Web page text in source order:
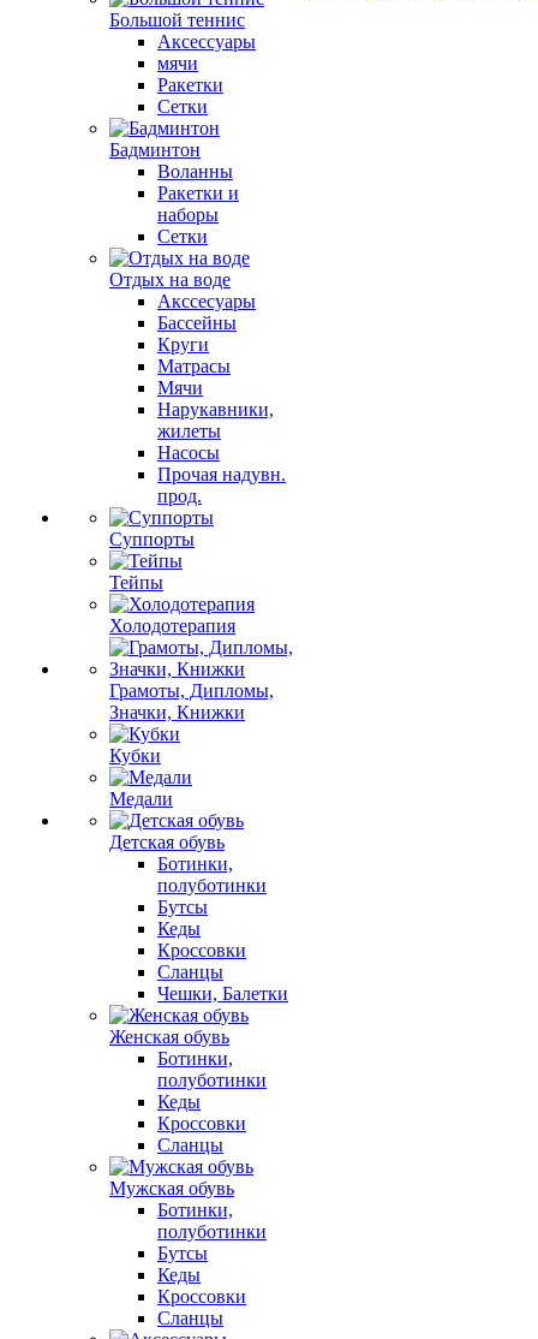
Большой теннис
Аксессуары
мячи
Ракетки
Сетки
Бадминтон
Воланны
Ракетки и
наборы
Сетки
Отдых на воде
Акссесуары
Бассейны
Круги
Матрасы
Мячи
Нарукавники,
жилеты
Насосы
Прочая надувн.
прод.
Суппорты
Тейпы
Холодотерапия
Грамоты, Дипломы,
Значки, Книжки
Кубки
Медали
Детская обувь
Ботинки,
полуботинки
Бутсы
Кеды
Кроссовки
Сланцы
Чешки, Балетки
Женская обувь
Ботинки,
полуботинки
Кеды
Кроссовки
Сланцы
Мужская обувь
Ботинки,
полуботинки
Бутсы
Кеды
Кроссовки
Сланцы